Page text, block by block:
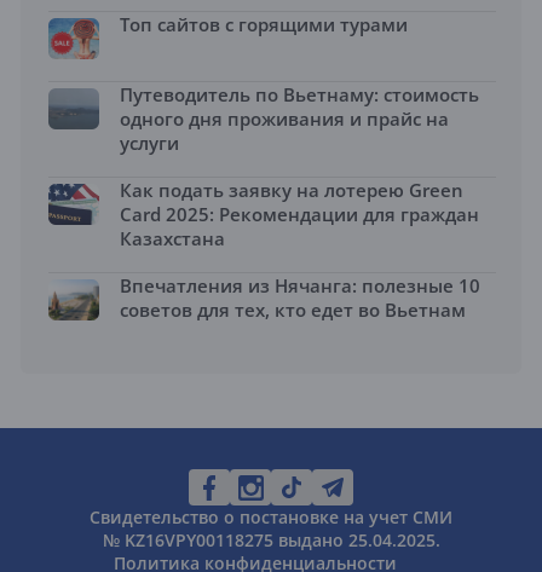
Топ сайтов с горящими турами
Путеводитель по Вьетнаму: стоимость
одного дня проживания и прайс на
услуги
Как подать заявку на лотерею Green
Card 2025: Рекомендации для граждан
Казахстана
Впечатления из Нячанга: полезные 10
советов для тех, кто едет во Вьетнам
Свидетельство о постановке на учет СМИ
№ KZ16VPY00118275 выдано 25.04.2025.
Политика конфиденциальности